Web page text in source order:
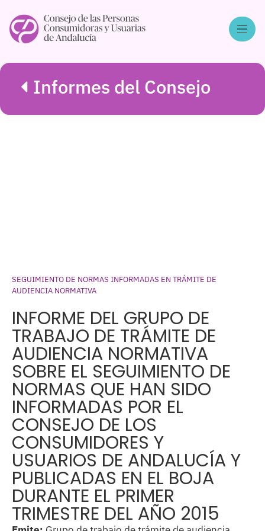
Informes del Consejo
SEGUIMIENTO DE NORMAS INFORMADAS EN TRÁMITE DE
AUDIENCIA NORMATIVA
INFORME DEL GRUPO DE
TRABAJO DE TRÁMITE DE
AUDIENCIA NORMATIVA
SOBRE EL SEGUIMIENTO DE
NORMAS QUE HAN SIDO
INFORMADAS POR EL
CONSEJO DE LOS
CONSUMIDORES Y
USUARIOS DE ANDALUCÍA Y
PUBLICADAS EN EL BOJA
DURANTE EL PRIMER
TRIMESTRE DEL AÑO 2015